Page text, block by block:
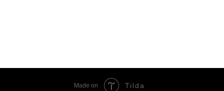
Made on Tilda